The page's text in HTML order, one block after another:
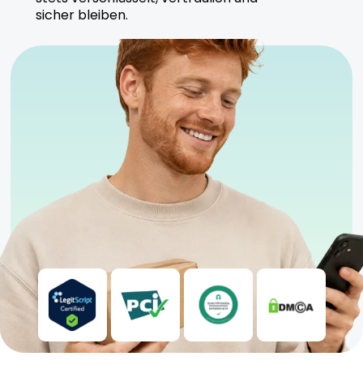
liegt auf gleichbleibender Qualität und Reinheit.
Sicherheitshinweise
Vor direkter Sonneneinstrahlung schützen
Für erfahrene Anwender geeignet
Nur unter ärztlicher Aufsicht verwenden
sicher bleiben.